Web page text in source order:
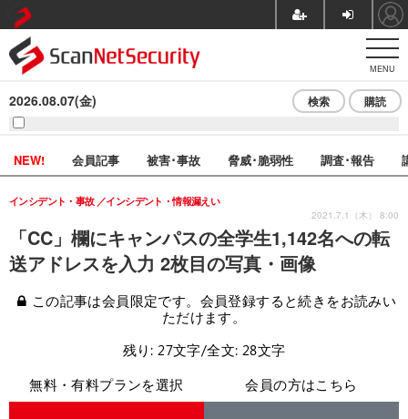
MENU
2026.08.07(金) 検索 購読
NEW! 会員記事 被害･事故 脅威･脆弱性 調査･報告
「CC」欄にキャンパスの全学生1,142名への転
送アドレスを入力 2枚目の写真・画像
インシデント・事故 インシデント・情報漏えい
2021.7.1（木） 8:00
この記事は会員限定です。会員登録すると続きをお読みい
ただけます。
残り: 27文字/全文: 28文字
無料・有料プランを選択
会員の方はこちら